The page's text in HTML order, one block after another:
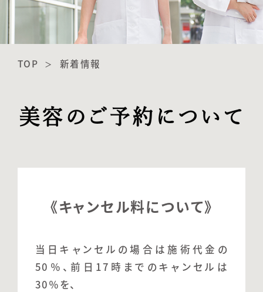
TOP 新着情報
美容のご予約について
《キャンセル料について》
当日キャンセルの場合は施術代金の
50％、前日17時までのキャンセルは
30％を、